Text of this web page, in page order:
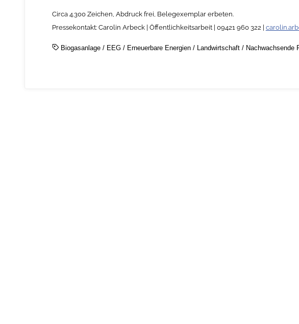
Circa 4.300 Zeichen, Abdruck frei, Belegexemplar erbeten.
Pressekontakt: Carolin Arbeck | Öffentlichkeitsarbeit | 09421 960 322 |
Biogasanlage/ EEG/ Erneuerbare Energien/ Landwirtschaft/ Nachwachsende